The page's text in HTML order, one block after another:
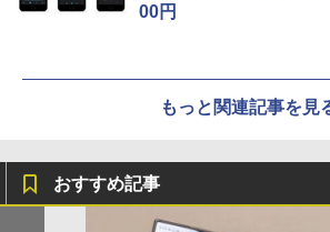
00円
もっと関連記事を見
おすすめ記事